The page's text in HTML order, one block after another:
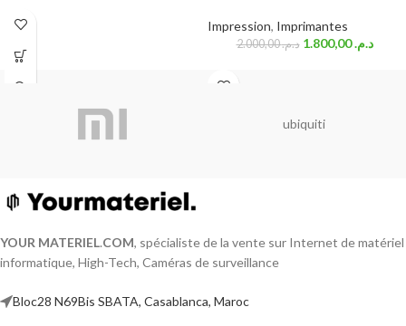
Impression, Imprimantes
د.م.2.000,00 د.م.1.800,00
ubiquiti
YOUR MATERIEL.COM, spécialiste de la vente sur Internet de matériel
informatique, High-Tech, Caméras de surveillance
Bloc28 N69Bis SBATA, Casablanca, Maroc